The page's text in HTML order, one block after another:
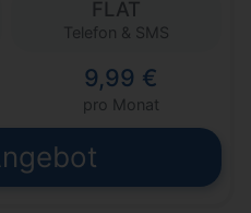
FLAT
Telefon & SMS
9,99 €
pro Monat